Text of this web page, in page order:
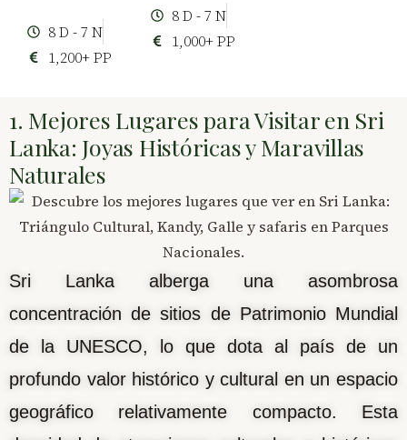
8 D - 7 N
1,200+ PP
8 D - 7 N
1,000+ PP
1. Mejores Lugares para Visitar en Sri
Lanka: Joyas Históricas y Maravillas
Naturales
Sri Lanka alberga una asombrosa
concentración de sitios de Patrimonio Mundial
de la UNESCO, lo que dota al país de un
profundo valor histórico y cultural en un espacio
geográfico relativamente compacto. Esta